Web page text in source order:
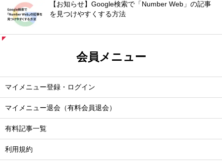
【お知らせ】Google検索で「Number Web」の記事
を見つけやすくする方法
会員メニュー
マイメニュー登録・ログイン
マイメニュー退会（有料会員退会）
有料記事一覧
利用規約